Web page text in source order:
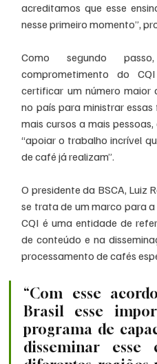
acreditamos que esse
nesse primeiro momento”,
Como segundo
comprometimento do
certificar um número maior
no país para ministrar
mais cursos a mais
“apoiar o trabalho incrível
de café já realizam”.
O presidente da BSCA, Luiz
se trata de um marco para
CQI é uma entidade de
de conteúdo e na
processamento de cafés
“Com esse
Brasil esse
programa de
disseminar esse